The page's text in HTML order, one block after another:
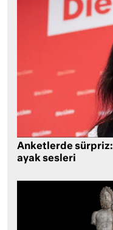
Anketlerde sürpriz:
ayak sesleri